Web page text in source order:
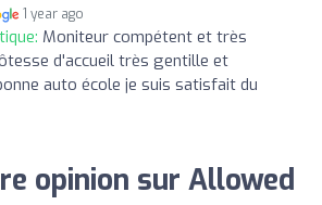
1 year ago
Moniteur compétent et très
d'accueil très gentille et
auto école je suis satisfait du
opinion sur Allowed